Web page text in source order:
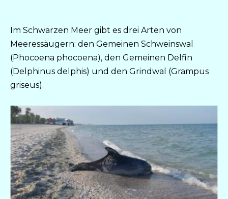
Im Schwarzen Meer gibt es drei Arten von
Meeressäugern: den Gemeinen Schweinswal
(Phocoena phocoena), den Gemeinen Delfin
(Delphinus delphis) und den Grindwal (Grampus
griseus).